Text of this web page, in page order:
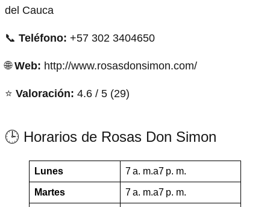
del Cauca
📞 Teléfono: +57 302 3404650
🌐Web: http://www.rosasdonsimon.com/
⭐ Valoración: 4.6 / 5 (29)
🕒 Horarios de Rosas Don Simon
Lunes 7 a. m.a7 p. m.
Martes 7 a. m.a7 p. m.